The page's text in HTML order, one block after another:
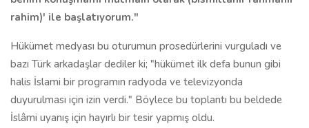
rahim)' ile başlatıyorum."
Hükümet medyası bu oturumun prosedürlerini vurguladı ve
bazı Türk arkadaşlar dediler ki; "hükümet ilk defa bunun gibi
halis İslami bir programın radyoda ve televizyonda
duyurulması için izin verdi." Böylece bu toplantı bu beldede
İslâmi uyanış için hayırlı bir tesir yapmış oldu.